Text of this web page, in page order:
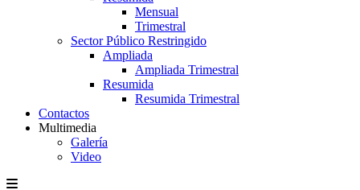
Mensual
Trimestral
Sector Público Restringido
Ampliada
Ampliada Trimestral
Resumida
Resumida Trimestral
Contactos
Multimedia
Galería
Video